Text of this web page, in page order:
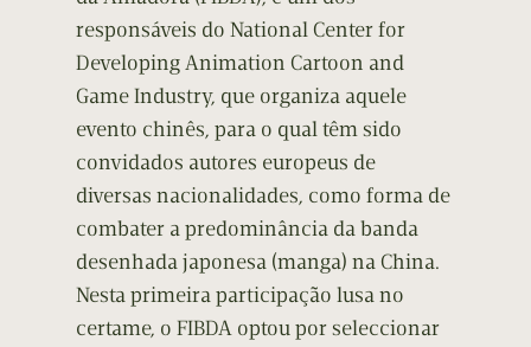
responsáveis do National Center for
Developing Animation Cartoon and
Game Industry, que organiza aquele
evento chinês, para o qual têm sido
convidados autores europeus de
diversas nacionalidades, como forma de
combater a predominância da banda
desenhada japonesa (manga) na China.
Nesta primeira participação lusa no
certame, o FIBDA optou por seleccionar